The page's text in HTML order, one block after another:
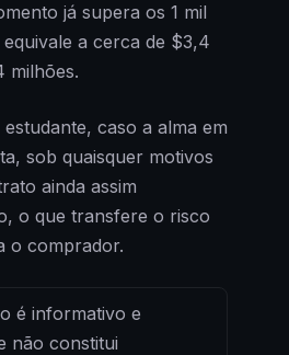
já supera os 1 mil
a cerca de $3,4
milhões.
caso a alma em
sob quaisquer motivos
ainda assim
o que transfere o risco
o comprador.
é informativo e
não constitui